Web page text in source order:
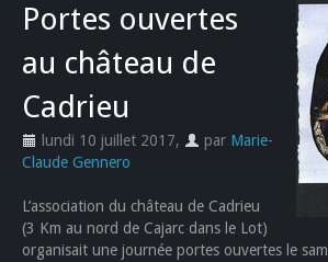
Portes ouvertes
au château de
Cadrieu
lundi 10 juillet 2017, par Marie-
Claude Gennero
L’association du château de Cadrieu
(3 Km au nord de Cajarc dans le Lot)
organisait une journée portes ouvertes le